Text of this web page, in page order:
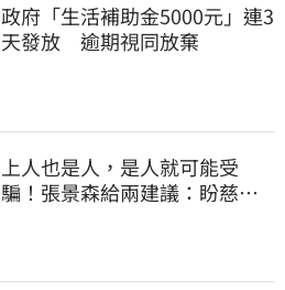
政府「生活補助金5000元」連3
天發放 逾期視同放棄
上人也是人，是人就可能受
騙！張景森給兩建議：盼慈濟